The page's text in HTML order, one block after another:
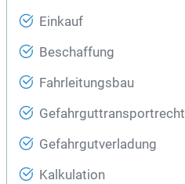
Einkauf
Beschaffung
Fahrleitungsbau
Gefahrguttransportrecht
Gefahrgutverladung
Kalkulation